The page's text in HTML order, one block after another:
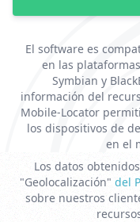
El software es
en las
Symbian y
información del
Mobile-Locator
los dispositivos de
en el
Los datos
"Geolocalización" del
sobre nuestros